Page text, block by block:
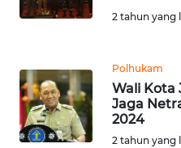
2 tahun yang
Polhukam
Wali Kota
Jaga
2024
2 tahun yang
BANTEN
NTT
WN
KEPRI